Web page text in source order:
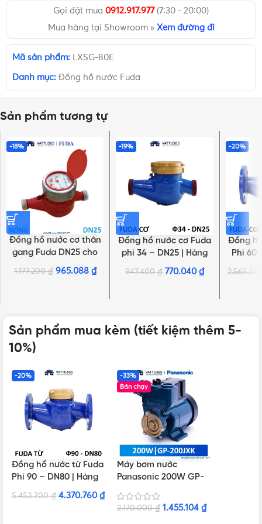
Gọi đặt mua 0912.917.977(7:30 - 20:00)
Mua hàng tại Showroom » Xem đường đi
Mã sản phẩm: LXSG-80E
Danh mục: Đồng hồ nước Fuda
Sản phẩm tương tự
-18%
Đồng hồ nước cơ thân
gang Fuda DN25 cho
nước nóng | Chính
hãng
1.177.200₫ 965.088 ₫
-19%
Đồng hồ nước cơ Fuda
phi 34 – DN25 | Hàng
chính hãng
947.400₫ 770.040₫
-20%
Đồng
Phi 60
Sản phẩm mua kèm (tiết kiệm thêm 5-
10%)
-20%
Đồng hồ nước từ Fuda
Phi 90 – DN80 | Hàng
chính hãng
5.453.700₫ 4.370.760 ₫
-33%
Bán chạy
Máy bơm nước
Panasonic 200W GP-
điện 12.5cm
2.170.000₫ 1.455.104 ₫